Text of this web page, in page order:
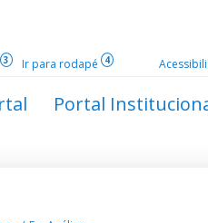
3 Ir para rodapé 4
Portal